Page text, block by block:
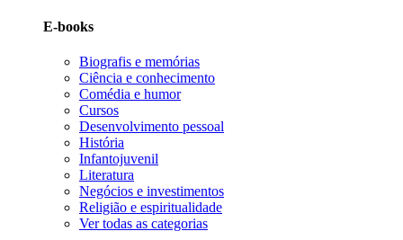
E-books
Biografis e memórias
Ciência e conhecimento
Comédia e humor
Cursos
Desenvolvimento pessoal
História
Infantojuvenil
Literatura
Negócios e investimentos
Religião e espiritualidade
Ver todas as categorias